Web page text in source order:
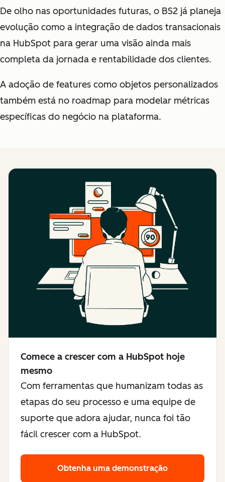
De olho nas oportunidades futuras, o BS2 já planeja
evolução como a integração de dados transacionais
na HubSpot para gerar uma visão ainda mais
completa da jornada e rentabilidade dos clientes.
A adoção de features como objetos personalizados
também está no roadmap para modelar métricas
específicas do negócio na plataforma.
Comece a crescer com a HubSpot hoje
mesmo
Com ferramentas que humanizam todas as
etapas do seu processo e uma equipe de
suporte que adora ajudar, nunca foi tão
fácil crescer com a HubSpot.
Obtenha uma demonstração